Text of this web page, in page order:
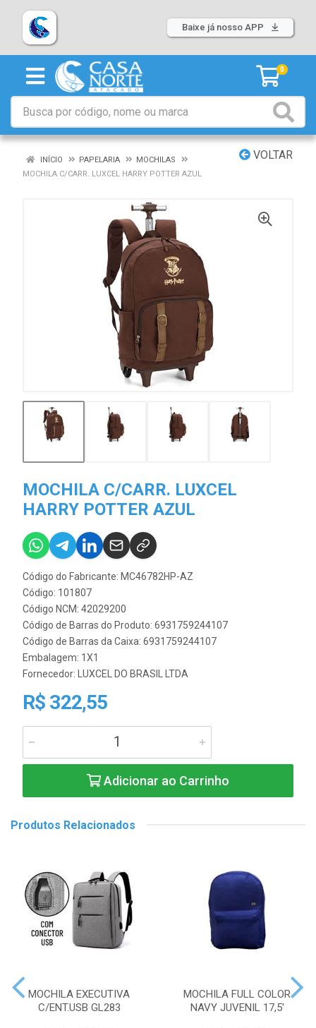
Baixe já nosso APP
0
VOLTAR
INÍCIO PAPELARIA
MOCHILAS
MOCHILA C/CARR. LUXCEL HARRY POTTER AZUL
MOCHILA C/CARR. LUXCEL
HARRY POTTER AZUL
Código do Fabricante: MC46782HP-AZ
Código: 101807
Código NCM: 42029200
Código de Barras do Produto: 6931759244107
Código de Barras da Caixa: 6931759244107
Embalagem: 1X1
Fornecedor: LUXCEL DO BRASIL LTDA
R$ 322,55
Adicionar ao Carrinho
Produtos Relacionados
MOCHILA EXECUTIVA
C/ENT.USB GL283
MOCHILA FULL COLOR
NAVY JUVENIL 17,5'